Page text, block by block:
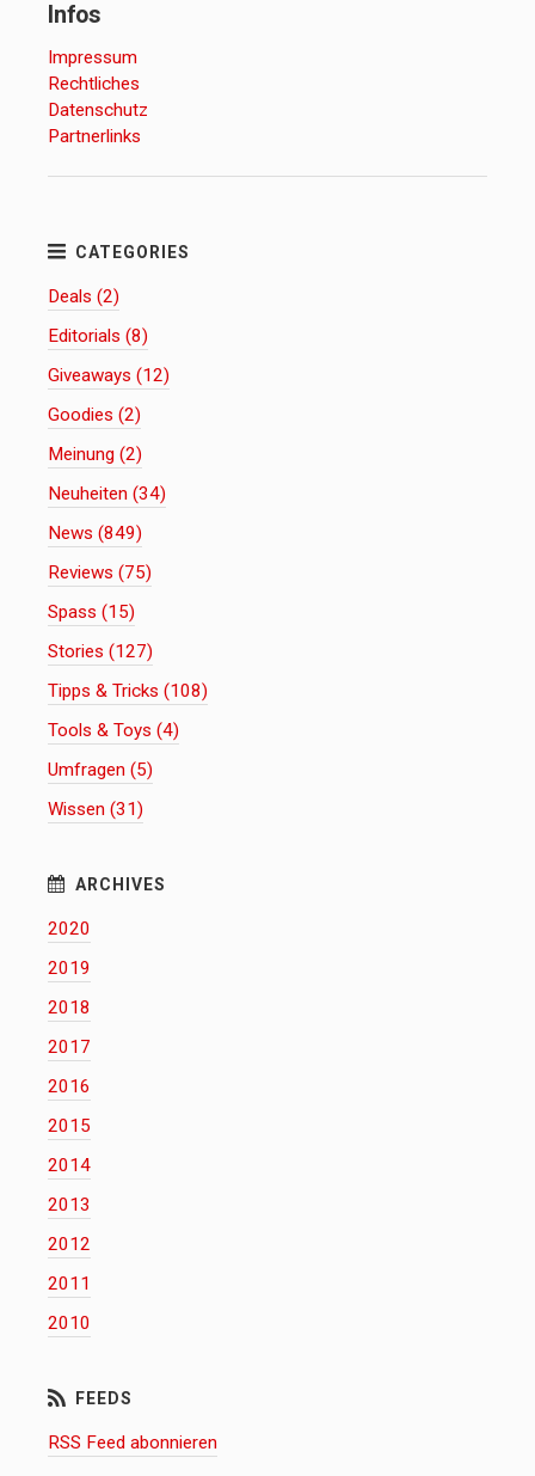
Infos
Impressum
Rechtliches
Datenschutz
Partnerlinks
Deals (2)
Editorials (8)
Giveaways (12)
Goodies (2)
Meinung (2)
Neuheiten (34)
News (849)
Reviews (75)
Spass (15)
Stories (127)
Tipps & Tricks (108)
Tools & Toys (4)
Umfragen (5)
Wissen (31)
2020
2019
2018
2017
2016
2015
2014
2013
2012
2011
2010
RSS Feed abonnieren